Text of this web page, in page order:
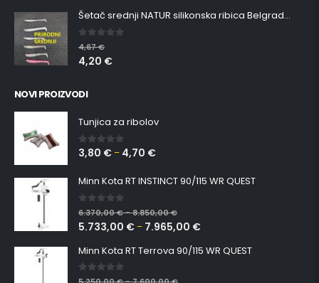
Šetač srednji NATUR silikonska ribica Belgrade Walker
0 out of 5
4,67€
4,20 €
NOVI PROIZVODI
Tunjica za ribolov
0 out of 5
3,80 € – 4,70 €
Minn Kota RT INSTINCT 90/115 WR QUEST
0 out of 5
6.370,00€–8.850,00€
5.733,00 € – 7.965,00 €
Minn Kota RT Terrova 90/115 WR QUEST
0 out of 5